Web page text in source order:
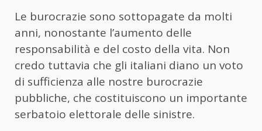
Le burocrazie sono sottopagate da molti
anni, nonostante l’aumento delle
responsabilità e del costo della vita. Non
credo tuttavia che gli italiani diano un voto
di sufficienza alle nostre burocrazie
pubbliche, che costituiscono un importante
serbatoio elettorale delle sinistre.